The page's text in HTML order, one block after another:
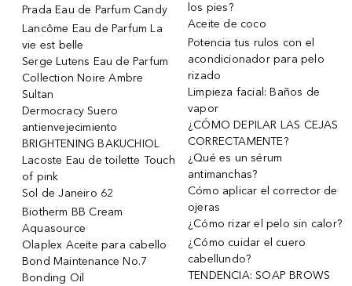
Prada Eau de Parfum Candy
Lancôme Eau de Parfum La
vie est belle
Serge Lutens Eau de Parfum
Collection Noire Ambre
Sultan
Dermocracy Suero
antienvejecimiento
BRIGHTENING BAKUCHIOL
Lacoste Eau de toilette Touch
of pink
Sol de Janeiro 62
Biotherm BB Cream
Aquasource
Olaplex Aceite para cabello
Bond Maintenance No.7
Bonding Oil
los pies?
Aceite de coco
Potencia tus rulos con el
acondicionador para pelo
rizado
Limpieza facial: Baños de
vapor
¿CÓMO DEPILAR LAS CEJAS
CORRECTAMENTE?
¿Qué es un sérum
antimanchas?
Cómo aplicar el corrector de
ojeras
¿Cómo rizar el pelo sin calor?
¿Cómo cuidar el cuero
cabellundo?
TENDENCIA: SOAP BROWS